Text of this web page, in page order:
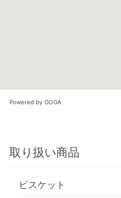
Powered by GOGA
取り扱い商品
ビスケット